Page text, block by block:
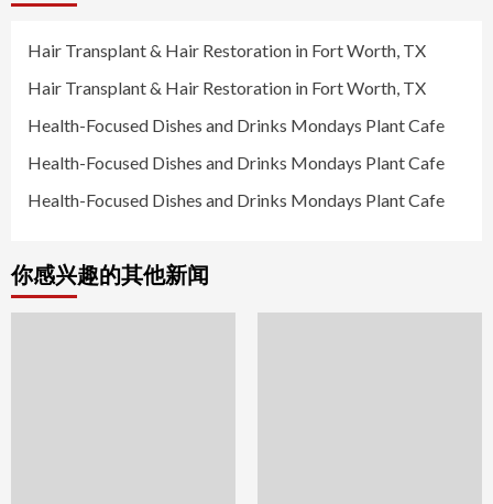
Hair Transplant & Hair Restoration in Fort Worth, TX
Hair Transplant & Hair Restoration in Fort Worth, TX
Health-Focused Dishes and Drinks Mondays Plant Cafe
Health-Focused Dishes and Drinks Mondays Plant Cafe
Health-Focused Dishes and Drinks Mondays Plant Cafe
你感兴趣的其他新闻